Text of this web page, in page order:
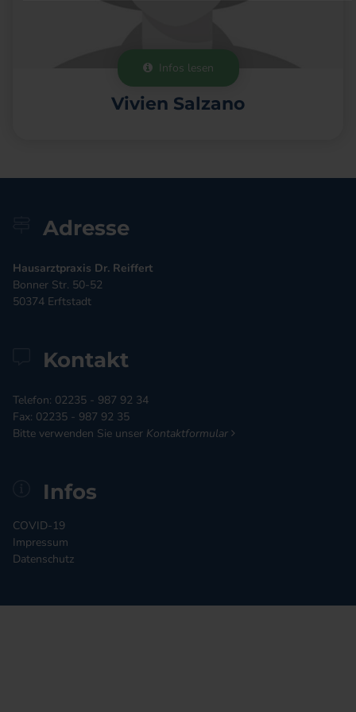
Infos lesen
Vivien Salzano
Adresse
Hausarztpraxis Dr. Reiffert
Bonner Str. 50-52
50374 Erftstadt
Kontakt
Telefon: 02235 - 987 92 34
Fax: 02235 - 987 92 35
Bitte verwenden Sie unser Kontaktformular 
Infos
COVID-19
Impressum
Datenschutz